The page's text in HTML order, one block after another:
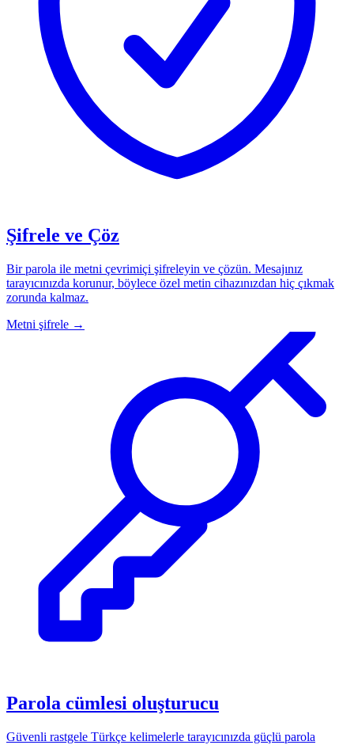
Şifrele ve Çöz
Bir parola ile metni çevrimiçi şifreleyin ve çözün. Mesajınız
tarayıcınızda korunur, böylece özel metin cihazınızdan hiç çıkmak
zorunda kalmaz.
Metni şifrele →
Parola cümlesi oluşturucu
Güvenli rastgele Türkçe kelimelerle tarayıcınızda güçlü parola